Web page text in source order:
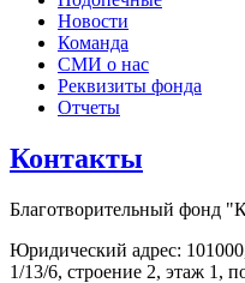
Новости
Команда
СМИ о нас
Реквизиты фонда
Отчеты
Контакты
Благотворительный фонд
Юридический адрес:
1/13/6, строение 2, этаж 1,